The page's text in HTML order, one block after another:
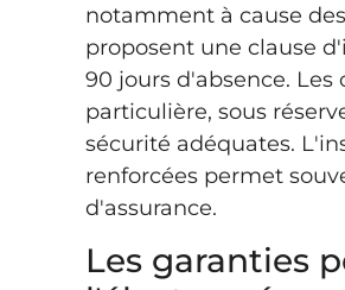
notamment à cause
proposent une clause
90 jours d'absence.
particulière, sous
sécurité adéquates.
renforcées permet
d'assurance.
Les garanties